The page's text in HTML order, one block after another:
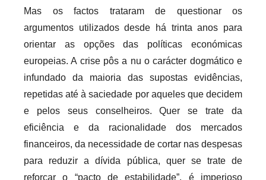
Mas os factos trataram de questionar os
argumentos utilizados desde há trinta anos para
orientar as opções das políticas económicas
europeias. A crise pôs a nu o carácter dogmático e
infundado da maioria das supostas evidências,
repetidas até à saciedade por aqueles que decidem
e pelos seus conselheiros. Quer se trate da
eficiência e da racionalidade dos mercados
financeiros, da necessidade de cortar nas despesas
para reduzir a dívida pública, quer se trate de
reforçar o “pacto de estabilidade”, é imperioso